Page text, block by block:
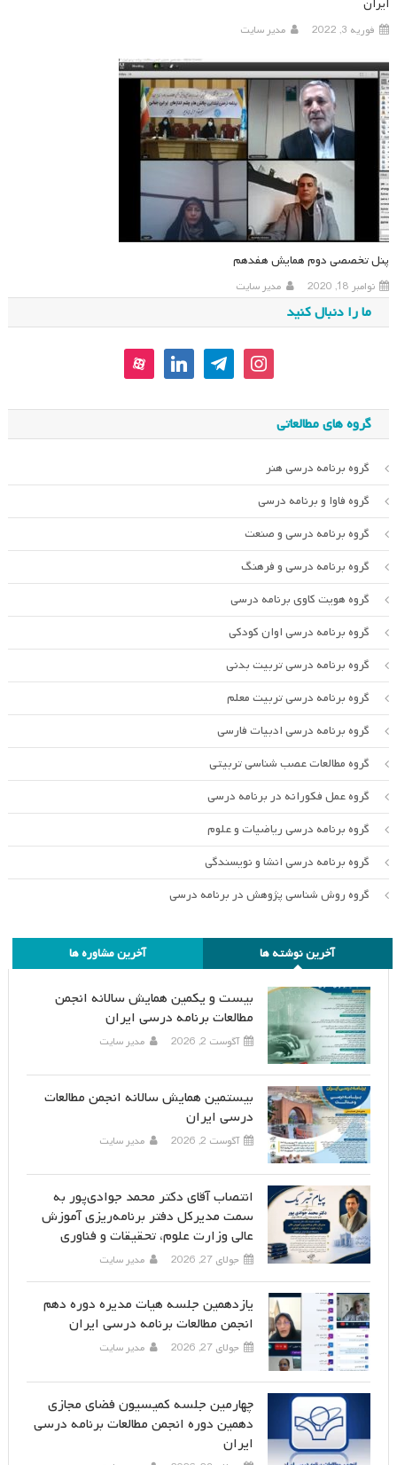
فوریه 3, 2022 مدیر سایت
پنل تخصصی دوم همایش هفدهم
نوامبر 18, 2020 مدیر سایت
ما را دنبال کنید
instagram
telegram
linkedin
aparat
گروه های مطالعاتی
گروه برنامه درسی هنر
گروه فاوا و برنامه درسی
گروه برنامه درسی و صنعت
گروه برنامه درسی و فرهنگ
گروه هویت کاوی برنامه درسی
گروه برنامه درسی اوان کودکی
گروه برنامه درسی تربیت بدنی
گروه برنامه درسی تربیت معلم
گروه برنامه درسی ادبیات فارسی
گروه مطالعات عصب شناسی تربیتی
گروه عمل فکورانه در برنامه درسی
گروه برنامه درسی ریاضیات و علوم
گروه برنامه درسی انشا و نویسندگی
گروه روش شناسی پژوهش در برنامه درسی
آخرین نوشته ها آخرین مشاوره ها
بیست و یکمین همایش سالانه انجمن
مطالعات برنامه درسی ایران
آگوست 2, 2026 مدیر سایت
بیستمین همایش سالانه انجمن مطالعات
درسی ایران
آگوست 2, 2026 مدیر سایت
انتصاب آقای دکتر محمد جوادی‌پور به
سمت مدیرکل دفتر برنامه‌ریزی آموزش
عالی وزارت علوم، تحقیقات و فناوری
جولای 27, 2026 مدیر سایت
یازدهمین جلسه هیات مدیره دوره دهم
انجمن مطالعات برنامه درسی ایران
جولای 27, 2026 مدیر سایت
چهارمین جلسه کمیسیون فضای مجازی
دهمین دوره انجمن مطالعات برنامه درسی
ایران